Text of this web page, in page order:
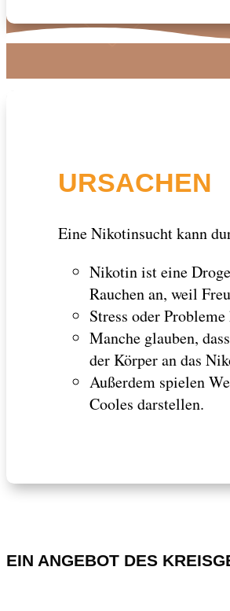
URSACHEN
Eine Nikotinsucht kann
Nikotin ist eine
Rauchen an, weil
Stress oder
Manche glauben,
der Körper an das
Außerdem spielen
Cooles darstellen.
EIN ANGEBOT DES